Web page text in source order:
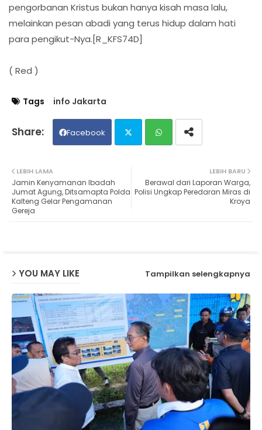
pengorbanan Kristus bukan hanya kisah masa lalu,
melainkan pesan abadi yang terus hidup dalam hati
para pengikut-Nya.[R_KFS74D]
( Red )
Tags info Jakarta
Facebook
ats
LEBIH BARU
Berawal dari Laporan Warga,
Polisi Ungkap Peredaran Miras di
Kroya
LEBIH LAMA
Jamin Kenyamanan Ibadah
Jumat Agung, Ditsamapta Polda
Kalteng Gelar Pengamanan
Gereja
YOU MAY LIKE Tampilkan selengkapnya